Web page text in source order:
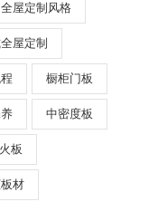
全屋定制风格
屋定制
橱柜门板
中密度板
板
材